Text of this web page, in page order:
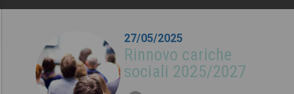
27/05/2025
Rinnovo cariche
sociali 2025/2027